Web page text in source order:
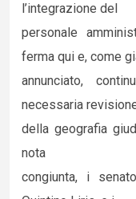
l’integrazione del
personale
ferma qui e, come
annunciato,
necessaria
della geografia
nota
congiunta, i